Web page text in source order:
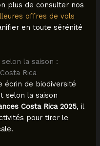
plus de consulter nos
offres de vols
en toute sérénité
la saison :
Rica
écrin de biodiversité
selon la saison
Costa Rica 2025, il
pour tirer le